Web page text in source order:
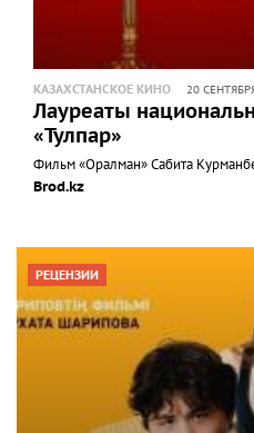
КАЗАХСТАНСКОЕ КИНО 20
Лауреаты
«Тулпар»
Фильм «Оралман» Сабита
Brod.kz
РЕЦЕНЗИИ